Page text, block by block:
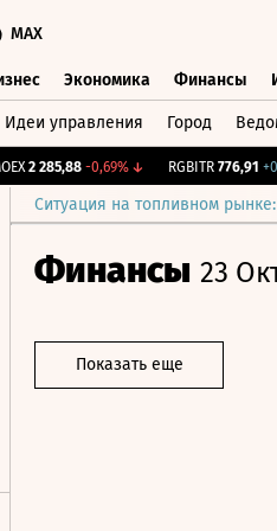
MAX
Экономика Финансы
Идеи управления Город
2 285,88 -0,69%↓ RGBITR 776,91
Ситуация на топливном
Финансы 23
Показать еще